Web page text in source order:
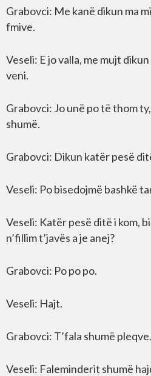
Grabovci: Me kanë dikun ma
fmive.
Veseli: E jo valla, me mujt
veni.
Grabovci: Jo unë po të thom
shumë.
Grabovci: Dikun katër pesë
Veseli: Po bisedojmë bashkë
Veseli: Katër pesë ditë i kom,
n’fillim t’javës a je anej?
Grabovci: Po po po.
Veseli: Hajt.
Grabovci: T’fala shumë pleqve.
Veseli: Faleminderit shumë